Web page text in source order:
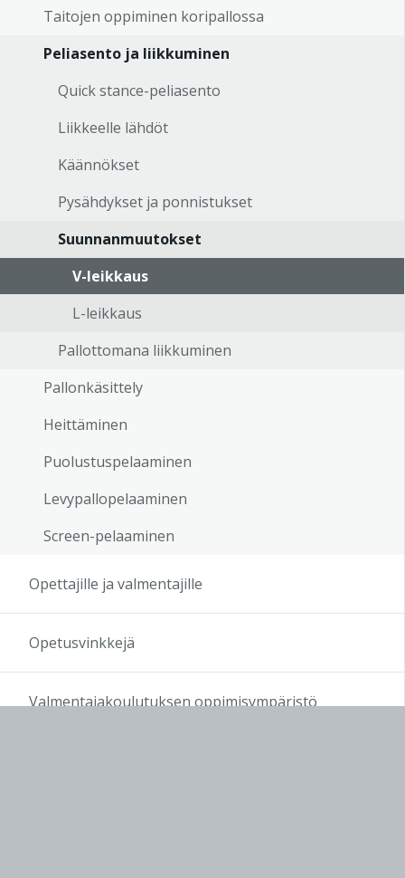
Taitojen oppiminen koripallossa
Peliasento ja liikkuminen
Quick stance-peliasento
Liikkeelle lähdöt
Käännökset
Pysähdykset ja ponnistukset
Suunnanmuutokset
V-leikkaus
L-leikkaus
Pallottomana liikkuminen
Pallonkäsittely
Heittäminen
Puolustuspelaaminen
Levypallopelaaminen
Screen-pelaaminen
Opettajille ja valmentajille
Opetusvinkkejä
Valmentajakoulutuksen oppimisympäristö